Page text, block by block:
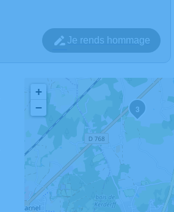
Je rends hommage
3
+
−